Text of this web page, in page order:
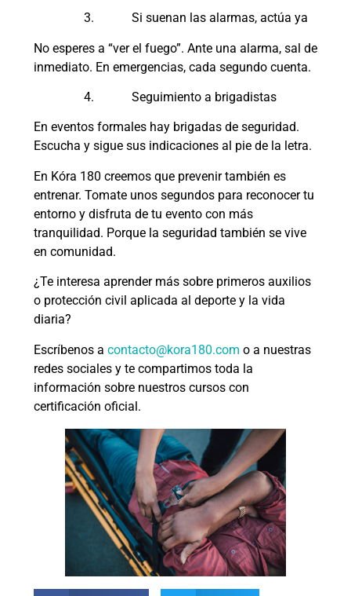
3. Si suenan las alarmas, actúa ya
No esperes a “ver el fuego”. Ante una alarma, sal de
inmediato. En emergencias, cada segundo cuenta.
4. Seguimiento a brigadistas
En eventos formales hay brigadas de seguridad.
Escucha y sigue sus indicaciones al pie de la letra.
En Kóra 180 creemos que prevenir también es
entrenar. Tomate unos segundos para reconocer tu
entorno y disfruta de tu evento con más
tranquilidad. Porque la seguridad también se vive
en comunidad.
¿Te interesa aprender más sobre primeros auxilios
o protección civil aplicada al deporte y la vida
diaria?
Escríbenos a contacto@kora180.com o a nuestras
redes sociales y te compartimos toda la
información sobre nuestros cursos con
certificación oficial.